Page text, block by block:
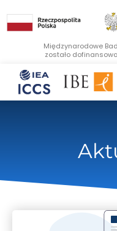
Międzynarodowe
zostało